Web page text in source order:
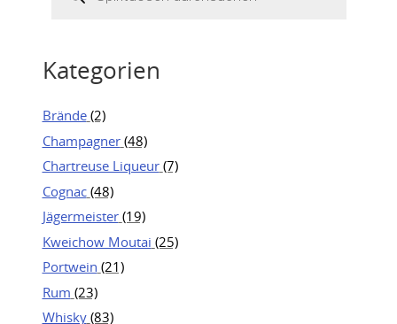
Kategorien
Brände (2)
Champagner (48)
Chartreuse Liqueur (7)
Cognac (48)
Jägermeister (19)
Kweichow Moutai (25)
Portwein (21)
Rum (23)
Whisky (83)